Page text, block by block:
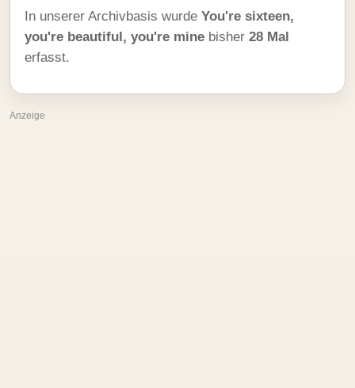
In unserer Archivbasis wurde You're sixteen,
you're beautiful, you're mine bisher 28 Mal
erfasst.
Anzeige